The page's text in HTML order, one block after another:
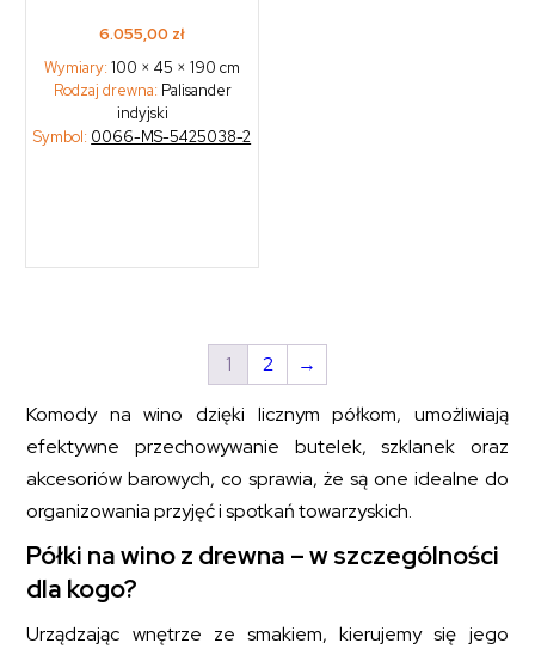
6.055,00 zł
Wymiary:100 × 45 × 190 cm
Rodzaj drewna: Palisander
indyjski
Symbol: 0066-MS-5425038-2
1 2
→
Komody na wino dzięki licznym półkom, umożliwiają
efektywne przechowywanie butelek, szklanek oraz
akcesoriów barowych, co sprawia, że są one idealne do
organizowania przyjęć i spotkań towarzyskich.
Półki na wino z drewna – w szczególności
dla kogo?
Urządzając wnętrze ze smakiem, kierujemy się jego